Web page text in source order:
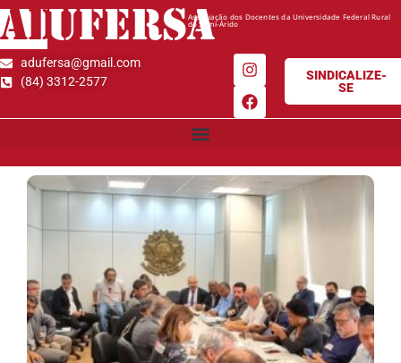
ADUFERSAAssociação dos Docentes da Universidade Federal Rural
do Semi-Árido
adufersa@gmail.com
(84) 3312-2577
SINDICALIZE-
SE